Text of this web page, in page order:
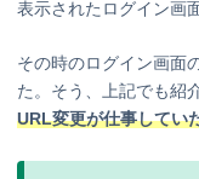
表示されたログイン画
その時のログイン画面
た。そう、上記でも紹
URL変更が仕事してい